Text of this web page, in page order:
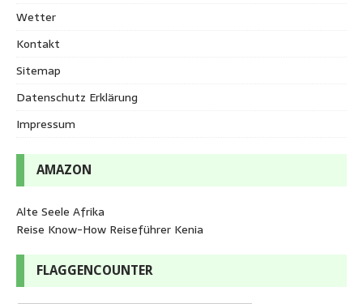
Wetter
Kontakt
Sitemap
Datenschutz Erklärung
Impressum
AMAZON
Alte Seele Afrika
Reise Know-How Reiseführer Kenia
FLAGGENCOUNTER